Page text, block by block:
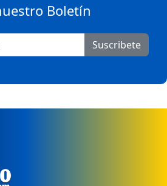
Boletín
Suscribete